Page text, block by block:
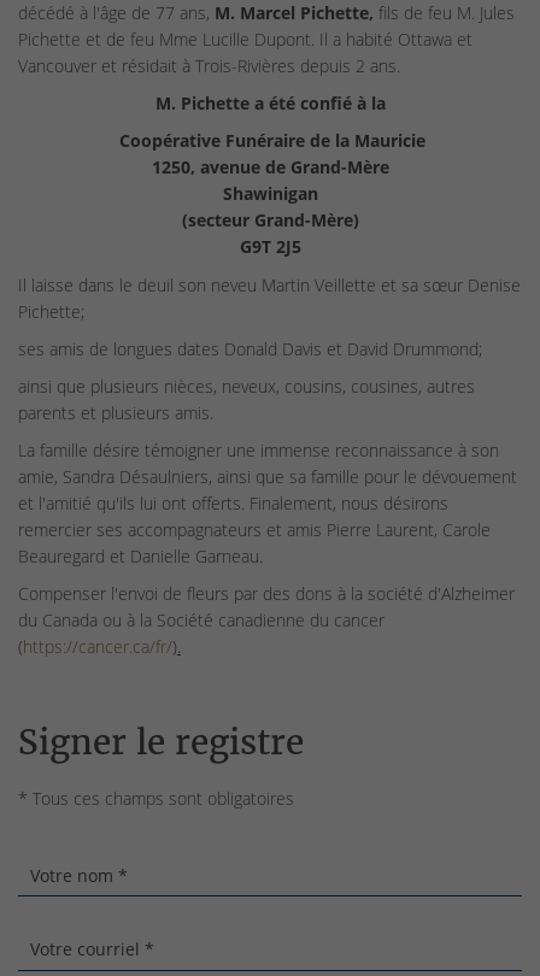
décédé à l'âge de 77 ans, M. Marcel Pichette, fils de feu M. Jules
Pichette et de feu Mme Lucille Dupont. Il a habité Ottawa et
Vancouver et résidait à Trois-Rivières depuis 2 ans.
M. Pichette a été confié à la
Coopérative Funéraire de la Mauricie
1250, avenue de Grand-Mère
Shawinigan
(secteur Grand-Mère)
G9T 2J5
Il laisse dans le deuil son neveu Martin Veillette et sa sœur Denise
Pichette;
ses amis de longues dates Donald Davis et David Drummond;
ainsi que plusieurs nièces, neveux, cousins, cousines, autres
parents et plusieurs amis.
La famille désire témoigner une immense reconnaissance à son
amie, Sandra Désaulniers, ainsi que sa famille pour le dévouement
et l'amitié qu'ils lui ont offerts. Finalement, nous désirons
remercier ses accompagnateurs et amis Pierre Laurent, Carole
Beauregard et Danielle Garneau.
Compenser l'envoi de fleurs par des dons à la société d'Alzheimer
du Canada ou à la Société canadienne du cancer
(https://cancer.ca/fr/).
Signer le registre
* Tous ces champs sont obligatoires
Votre nom *
Votre courriel *